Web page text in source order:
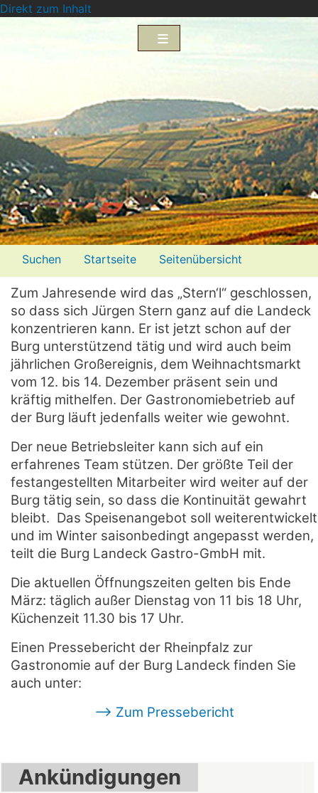
Direkt zum Inhalt
Menü2
Suchen Startseite
Seitenübersicht
Impressum
Datenschutzerklärung
Zum Jahresende wird das „Stern‘l“ geschlossen,
so dass sich Jürgen Stern ganz auf die Landeck
konzentrieren kann. Er ist jetzt schon auf der
Burg unterstützend tätig und wird auch beim
jährlichen Großereignis, dem Weihnachtsmarkt
vom 12. bis 14. Dezember präsent sein und
kräftig mithelfen. Der Gastronomiebetrieb auf
der Burg läuft jedenfalls weiter wie gewohnt.
Der neue Betriebsleiter kann sich auf ein
erfahrenes Team stützen. Der größte Teil der
festangestellten Mitarbeiter wird weiter auf der
Burg tätig sein, so dass die Kontinuität gewahrt
bleibt. Das Speisenangebot soll weiterentwickelt
und im Winter saisonbedingt angepasst werden,
teilt die Burg Landeck Gastro-GmbH mit.
Die aktuellen Öffnungszeiten gelten bis Ende
März: täglich außer Dienstag von 11 bis 18 Uhr,
Küchenzeit 11.30 bis 17 Uhr.
Einen Pressebericht der Rheinpfalz zur
Gastronomie auf der Burg Landeck finden Sie
auch unter:
--> Zum Pressebericht
Ankündigungen